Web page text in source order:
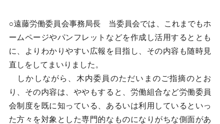
○遠藤労働委員会事務局長 当委員会では、これまでもホ
ームページやパンフレットなどを作成し活用するととも
に、よりわかりやすい広報を目指し、その内容も随時見
直しをしてまいりました。
しかしながら、木内委員のただいまのご指摘のとお
り、その内容は、ややもすると、労働組合など労働委員
会制度を既に知っている、あるいは利用しているといっ
た方々を対象とした専門的なものになりがちな側面があ